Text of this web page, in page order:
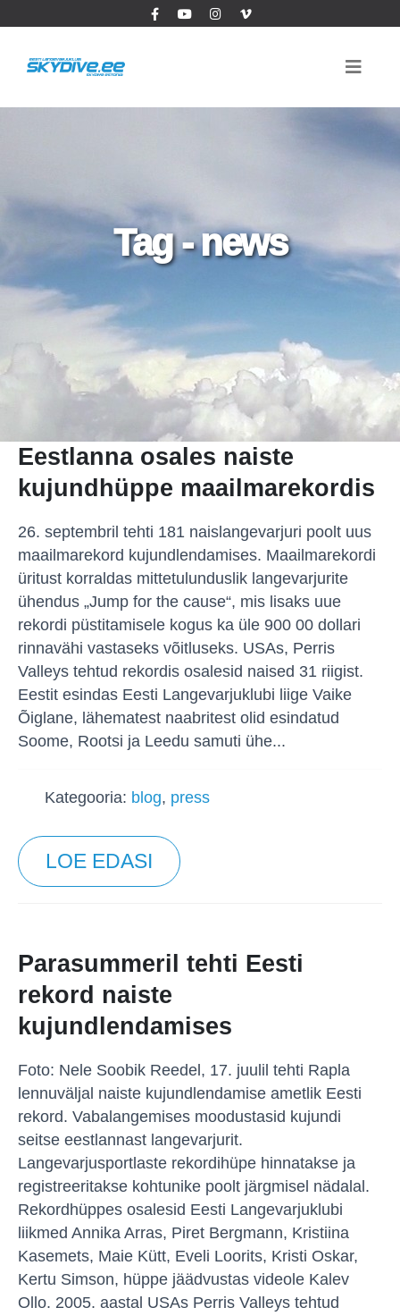
Tag - news
Eestlanna osales naiste
kujundhüppe maailmarekordis
26. septembril tehti 181 naislangevarjuri poolt uus
maailmarekord kujundlendamises. Maailmarekordi
üritust korraldas mittetulunduslik langevarjurite
ühendus „Jump for the cause“, mis lisaks uue
rekordi püstitamisele kogus ka üle 900 00 dollari
rinnavähi vastaseks võitluseks. USAs, Perris
Valleys tehtud rekordis osalesid naised 31 riigist.
Eestit esindas Eesti Langevarjuklubi liige Vaike
Õiglane, lähematest naabritest olid esindatud
Soome, Rootsi ja Leedu samuti ühe...
Kategooria: blog, press
LOE EDASI
Parasummeril tehti Eesti
rekord naiste
kujundlendamises
Foto: Nele Soobik Reedel, 17. juulil tehti Rapla
lennuväljal naiste kujundlendamise ametlik Eesti
rekord. Vabalangemises moodustasid kujundi
seitse eestlannast langevarjurit.
Langevarjusportlaste rekordihüpe hinnatakse ja
registreeritakse kohtunike poolt järgmisel nädalal.
Rekordhüppes osalesid Eesti Langevarjuklubi
liikmed Annika Arras, Piret Bergmann, Kristiina
Kasemets, Maie Kütt, Eveli Loorits, Kristi Oskar,
Kertu Simson, hüppe jäädvustas videole Kalev
Ollo. 2005. aastal USAs Perris Valleys tehtud